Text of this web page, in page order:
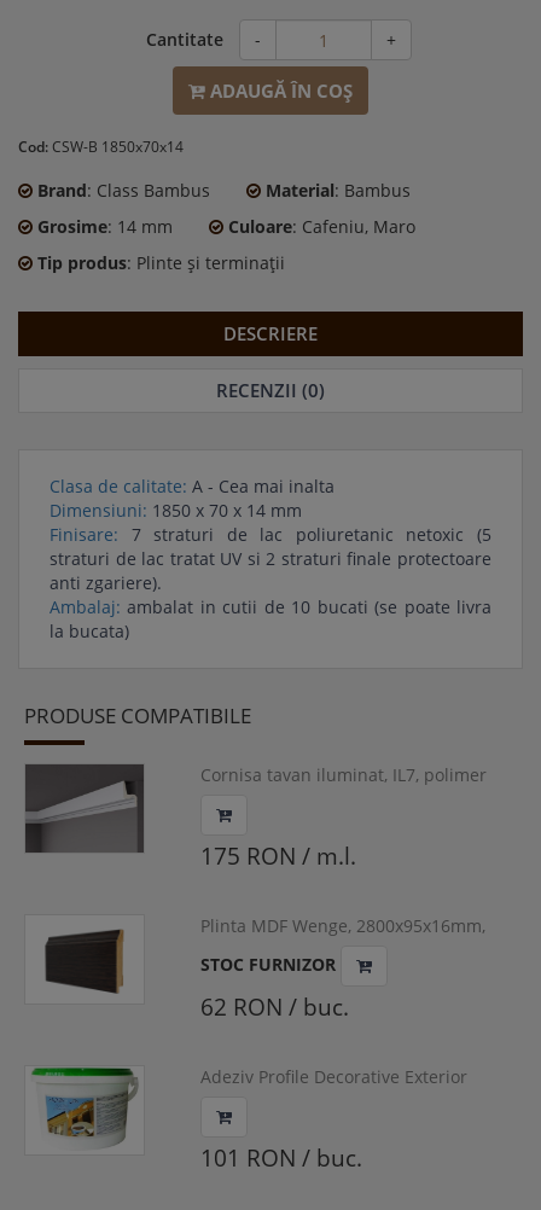
Cantitate - +
ADAUGĂ ÎN COŞ
Cod:CSW-B 1850x70x14
Brand: Class Bambus Material: Bambus
Grosime: 14 mm Culoare: Cafeniu, Maro
Tip produs: Plinte şi terminaţii
DESCRIERE
RECENZII (0)
Clasa de calitate: A - Cea mai inalta
Dimensiuni: 1850 x 70 x 14 mm
Finisare: 7 straturi de lac poliuretanic netoxic (5
straturi de lac tratat UV si 2 straturi finale protectoare
anti zgariere).
Ambalaj: ambalat in cutii de 10 bucati (se poate livra
la bucata)
PRODUSE COMPATIBILE
Cornisa tavan iluminat, IL7, polimer
175 RON / m.l.
Plinta MDF Wenge, 2800x95x16mm,
STOC FURNIZOR
62 RON / buc.
Adeziv Profile Decorative Exterior
101 RON / buc.